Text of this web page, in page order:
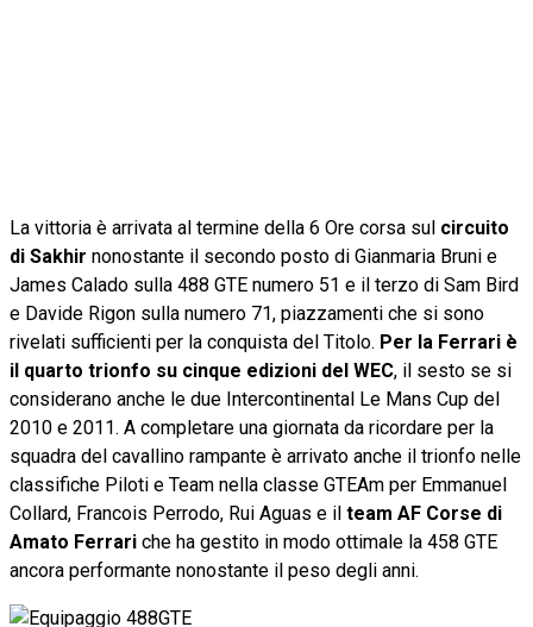
La vittoria è arrivata al termine della 6 Ore corsa sul circuito
di Sakhir nonostante il secondo posto di Gianmaria Bruni e
James Calado sulla 488 GTE numero 51 e il terzo di Sam Bird
e Davide Rigon sulla numero 71, piazzamenti che si sono
rivelati sufficienti per la conquista del Titolo. Per la Ferrari è
il quarto trionfo su cinque edizioni del WEC, il sesto se si
considerano anche le due Intercontinental Le Mans Cup del
2010 e 2011. A completare una giornata da ricordare per la
squadra del cavallino rampante è arrivato anche il trionfo nelle
classifiche Piloti e Team nella classe GTEAm per Emmanuel
Collard, Francois Perrodo, Rui Aguas e il team AF Corse di
Amato Ferrari che ha gestito in modo ottimale la 458 GTE
ancora performante nonostante il peso degli anni.